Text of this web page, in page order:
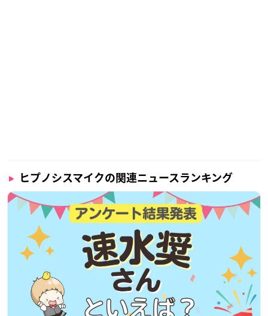
ヒプノシスマイクの関連ニュースランキング